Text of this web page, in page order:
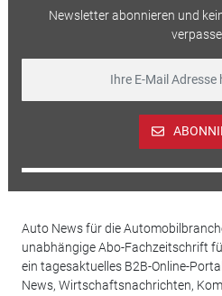
Newsletter abonnieren und
Auto News für die
unabhängige Abo-Fachzeitschrift
ein tagesaktuelles B2B-Online-
News, Wirtschaftsnachrichten,